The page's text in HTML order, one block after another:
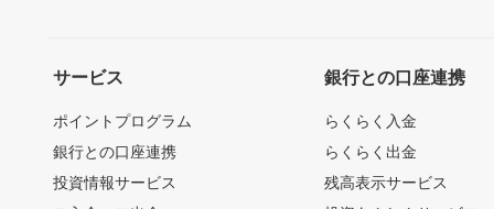
サービス
ポイントプログラム
銀行との口座連携
投資情報サービス
銀行との口座連携
らくらく入金
らくらく出金
残高表示サービス